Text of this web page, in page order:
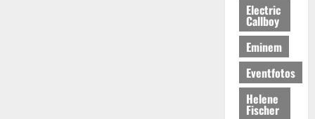
Electric
Callboy
Eminem
Eventfotos
Helene
Fischer